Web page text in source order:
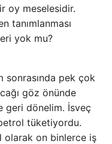
oy meselesidir.
tanımlanması
yok mu?
sonrasında pek çok
göz önünde
geri dönelim. İsveç
tüketiyordu.
olarak on binlerce iş